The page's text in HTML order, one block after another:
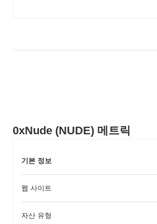
0xNude (NUDE) 메트릭
기본 정보
웹 사이트
자산 유형